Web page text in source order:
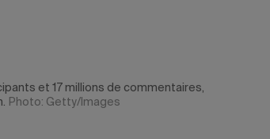
et 17 millions de commentaires,
Photo: Getty/Images